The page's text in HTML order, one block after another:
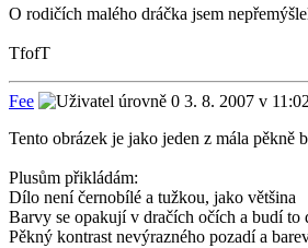
O rodičích malého dráčka jsem
TfofT
Fee
3. 8. 2007 v
Tento obrázek je jako jeden z mála pěkně
Plusům přikládám:
Dílo není černobílé a tužkou, jako většina
Barvy se opakují v dračích očích a budí to
Pěkný kontrast nevýrazného pozadí a